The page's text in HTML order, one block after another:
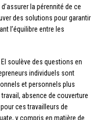
la pérennité de ce
des solutions pour garantir
l’équilibre entre les
soulève des questions en
individuels sont
et personnels plus
absence de couverture
ces travailleurs de
y compris en matière de